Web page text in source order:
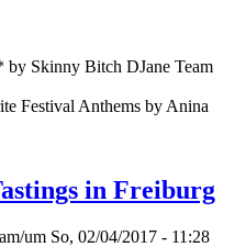
by Skinny Bitch DJane Team
Festival Anthems by Anina
in Freiburg
am/um So, 02/04/2017 - 11:28